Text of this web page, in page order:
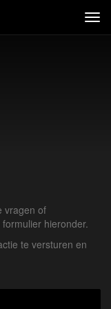
vragen of
hieronder.
te versturen en